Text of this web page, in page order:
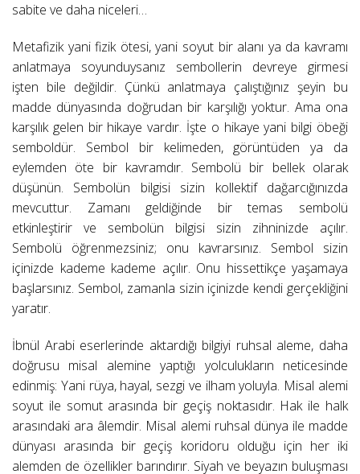
sabite ve daha niceleri…
Metafizik yani fizik ötesi, yani soyut bir alanı ya da kavramı
anlatmaya soyunduysanız sembollerin devreye girmesi
işten bile değildir. Çünkü anlatmaya çalıştığınız şeyin bu
madde dünyasında doğrudan bir karşılığı yoktur. Ama ona
karşılık gelen bir hikaye vardır. İşte o hikaye yani bilgi öbeği
semboldür. Sembol bir kelimeden, görüntüden ya da
eylemden öte bir kavramdır. Sembolü bir bellek olarak
düşünün. Sembolün bilgisi sizin kollektif dağarcığınızda
mevcuttur. Zamanı geldiğinde bir temas sembolü
etkinleştirir ve sembolün bilgisi sizin zihninizde açılır.
Sembolü öğrenmezsiniz; onu kavrarsınız. Sembol sizin
içinizde kademe kademe açılır. Onu hissettikçe yaşamaya
başlarsınız. Sembol, zamanla sizin içinizde kendi gerçekliğini
yaratır.
İbnül Arabi eserlerinde aktardığı bilgiyi ruhsal aleme, daha
doğrusu misal alemine yaptığı yolculukların neticesinde
edinmiş: Yani rüya, hayal, sezgi ve ilham yoluyla. Misal alemi
soyut ile somut arasında bir geçiş noktasıdır. Hak ile halk
arasındaki ara âlemdir. Misal alemi ruhsal dünya ile madde
dünyası arasında bir geçiş koridoru olduğu için her iki
alemden de özellikler barındırır. Siyah ve beyazın buluşması